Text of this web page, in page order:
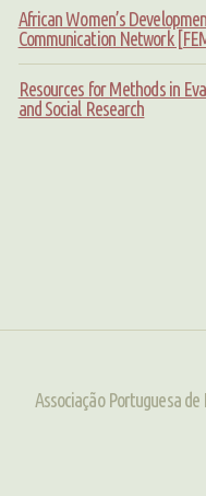
African Women’s
Communication Network
Resources for Methods in
and Social Research
Associação Portuguesa